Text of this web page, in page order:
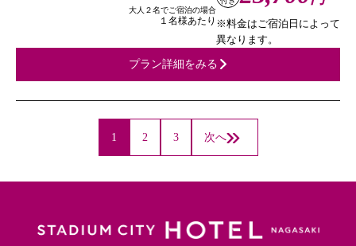
大人２名でご宿泊の場合
１名様あたり ※料金はご宿泊日によって
異なります。
プラン詳細をみる
1 2 3 次へ